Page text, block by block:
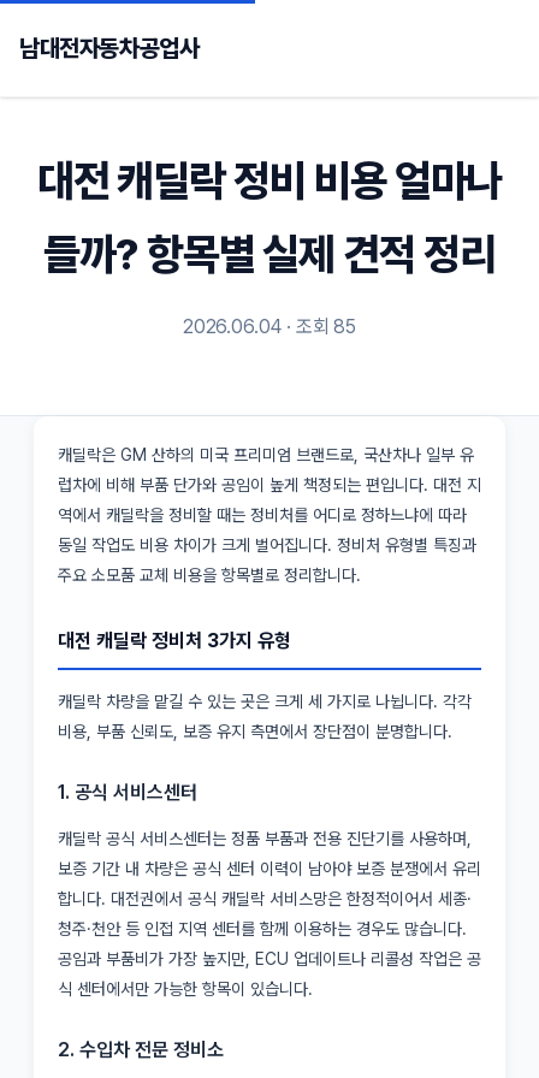
남대전자동차공업사
대전 캐딜락 정비 비용 얼마나
들까? 항목별 실제 견적 정리
2026.06.04 · 조회 85
캐딜락은 GM 산하의 미국 프리미엄 브랜드로, 국산차나 일부 유
럽차에 비해 부품 단가와 공임이 높게 책정되는 편입니다. 대전 지
역에서 캐딜락을 정비할 때는 정비처를 어디로 정하느냐에 따라
동일 작업도 비용 차이가 크게 벌어집니다. 정비처 유형별 특징과
주요 소모품 교체 비용을 항목별로 정리합니다.
대전 캐딜락 정비처 3가지 유형
캐딜락 차량을 맡길 수 있는 곳은 크게 세 가지로 나뉩니다. 각각
비용, 부품 신뢰도, 보증 유지 측면에서 장단점이 분명합니다.
1. 공식 서비스센터
캐딜락 공식 서비스센터는 정품 부품과 전용 진단기를 사용하며,
보증 기간 내 차량은 공식 센터 이력이 남아야 보증 분쟁에서 유리
합니다. 대전권에서 공식 캐딜락 서비스망은 한정적이어서 세종·
청주·천안 등 인접 지역 센터를 함께 이용하는 경우도 많습니다.
공임과 부품비가 가장 높지만, ECU 업데이트나 리콜성 작업은 공
식 센터에서만 가능한 항목이 있습니다.
2. 수입차 전문 정비소